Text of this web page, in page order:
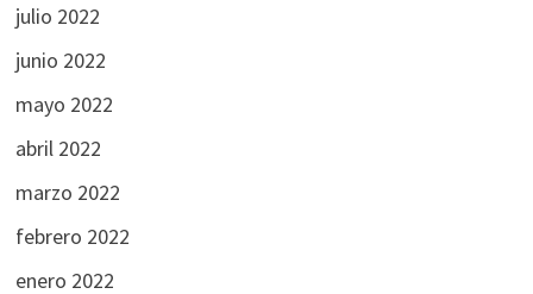
julio 2022
junio 2022
mayo 2022
abril 2022
marzo 2022
febrero 2022
enero 2022